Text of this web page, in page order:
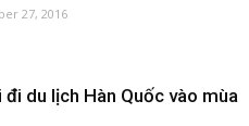
27, 2016
du lịch Hàn Quốc vào mùa